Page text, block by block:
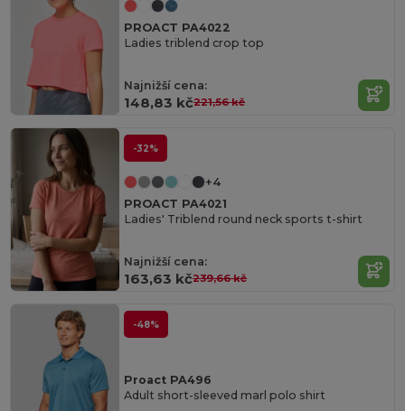
PROACT PA4022
Ladies triblend crop top
Najnižší cena:
148,83 kč221,56 kč
-32%
+4
PROACT PA4021
Ladies' Triblend round neck sports t-shirt
Najnižší cena:
163,63 kč239,66 kč
-48%
Proact PA496
Adult short-sleeved marl polo shirt